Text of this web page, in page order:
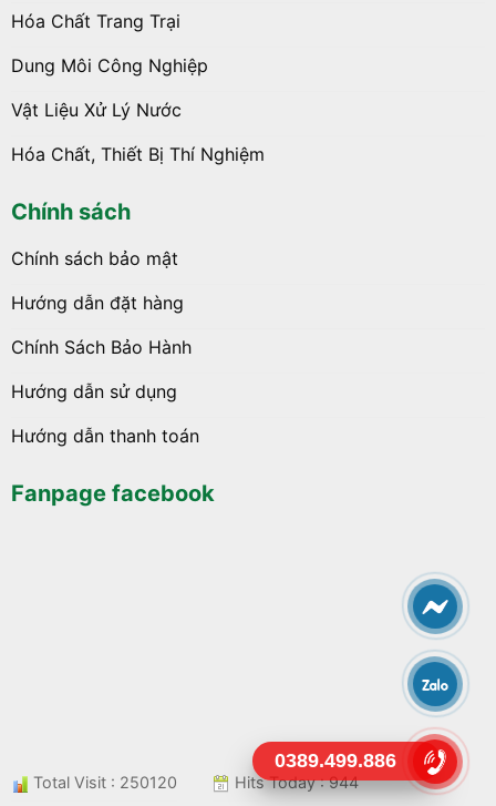
Hóa Chất Trang Trại
Dung Môi Công Nghiệp
Vật Liệu Xử Lý Nước
Hóa Chất, Thiết Bị Thí Nghiệm
Chính sách
Chính sách bảo mật
Hướng dẫn đặt hàng
Chính Sách Bảo Hành
Hướng dẫn sử dụng
Hướng dẫn thanh toán
Fanpage facebook
Total Visit : 250120 Hits Today : 944
0389.499.886